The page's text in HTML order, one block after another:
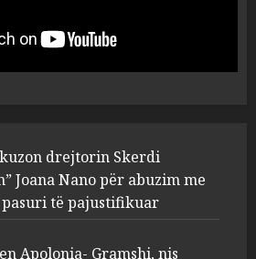
“bosen” Joana Nano për
abuzim me fondet publike dhe
pasuri të pajustifikuar
Apolonia- Gramshi, nis
procedim penal për Koço
Kokëdhimën (VIDEO)
MARCH 27, 2025
drejtorin Skerdi
Joana Nano për abuzim me
të pajustifikuar
Apolonia- Gramshi, nis